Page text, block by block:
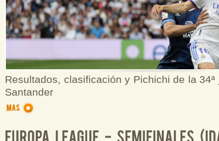
Resultados, clasificación y Pichichi de la
Santander